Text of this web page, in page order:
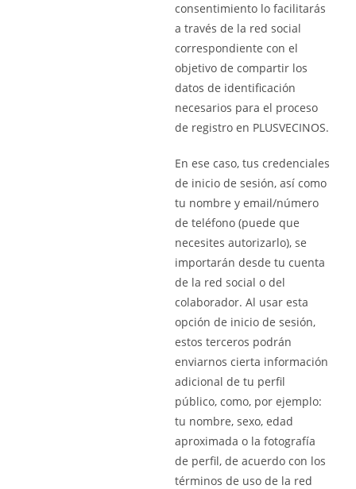
consentimiento lo facilitarás
a través de la red social
correspondiente con el
objetivo de compartir los
datos de identificación
necesarios para el proceso
de registro en PLUSVECINOS.
En ese caso, tus credenciales
de inicio de sesión, así como
tu nombre y email/número
de teléfono (puede que
necesites autorizarlo), se
importarán desde tu cuenta
de la red social o del
colaborador. Al usar esta
opción de inicio de sesión,
estos terceros podrán
enviarnos cierta información
adicional de tu perfil
público, como, por ejemplo:
tu nombre, sexo, edad
aproximada o la fotografía
de perfil, de acuerdo con los
términos de uso de la red